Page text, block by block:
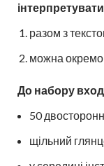
разом з
можна окремо
До набору
50
щільний